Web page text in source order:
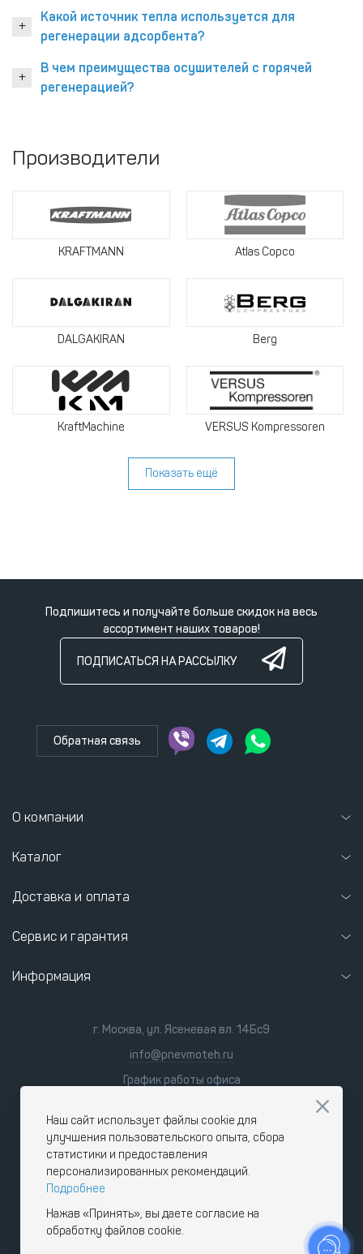
Какой источник тепла используется для
регенерации адсорбента?
В чем преимущества осушителей с горячей
регенерацией?
Производители
KRAFTMANN Atlas Copco
DALGAKIRAN Berg
KraftMachine VERSUS Kompressoren
Показать ещё
Подпишитесь и получайте больше скидок на весь
ассортимент наших товаров!
ПОДПИСАТЬСЯ НА РАССЫЛКУ
Обратная связь
О компании
Каталог
Доставка и оплата
Сервис и гарантия
Информация
г. Москва, ул. Ясеневая вл. 14Бс9
info@pnevmoteh.ru
График работы офиса
9:00 - 18:00
Наш сайт использует файлы cookie для
улучшения пользовательского опыта, сбора
статистики и предоставления
персонализированных рекомендаций.
Подробнее
Нажав «Принять», вы даете согласие на
обработку файлов cookie.